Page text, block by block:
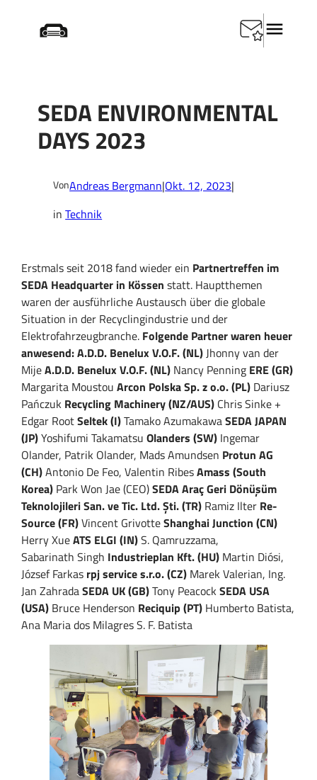
Startseite SEDA Environmental Days 2023
SEDA ENVIRONMENTAL
DAYS 2023
VonAndreas Bergmann|Okt. 12, 2023|
inTechnik
Erstmals seit 2018 fand wieder ein Partnertreffen im
SEDA Headquarter in Kössen statt. Hauptthemen
waren der ausführliche Austausch über die globale
Situation in der Recyclingindustrie und der
Elektrofahrzeugbranche. Folgende Partner waren heuer
anwesend:A.D.D. Benelux V.O.F. (NL)Jhonny van der
MijeA.D.D. Benelux V.O.F. (NL) Nancy Penning ERE (GR)
Margarita MoustouArcon Polska Sp. z o.o. (PL) Dariusz
Pańczuk Recycling Machinery (NZ/AUS) Chris Sinke +
Edgar RootSeltek (I)Tamako AzumakawaSEDA JAPAN
(JP)Yoshifumi TakamatsuOlanders (SW) Ingemar
Olander, Patrik Olander, Mads Amundsen Protun AG
(CH)Antonio De Feo, Valentin RibesAmass (South
Korea) Park Won Jae (CEO)SEDA Araç Geri Dönüşüm
Teknolojileri San. ve Tic. Ltd. Şti. (TR) Ramiz Ilter Re-
Source (FR)Vincent GrivotteShanghai Junction (CN)
Herry XueATS ELGI (IN)S. Qamruzzama,
Sabarinath Singh Industrieplan Kft. (HU) Martin Diósi,
József Farkas rpj service s.r.o. (CZ) Marek Valerian, Ing.
Jan ZahradaSEDA UK (GB)Tony PeacockSEDA USA
(USA) Bruce Henderson Reciquip (PT) Humberto Batista,
Ana Maria dos Milagres S. F. Batista